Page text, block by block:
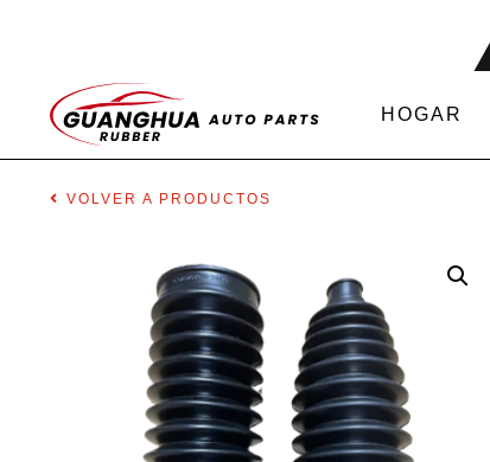
HOGAR
VOLVER A PRODUCTOS